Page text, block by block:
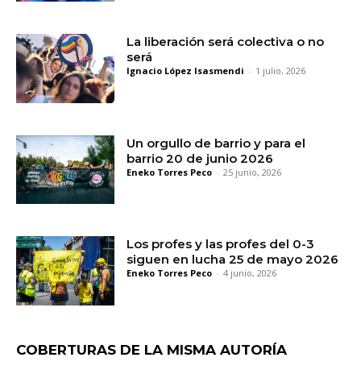
La liberación será colectiva o no
será
Ignacio López Isasmendi - 1 julio, 2026
Un orgullo de barrio y para el
barrio 20 de junio 2026
Eneko Torres Peco - 25 junio, 2026
Los profes y las profes del 0-3
siguen en lucha 25 de mayo 2026
Eneko Torres Peco - 4 junio, 2026
COBERTURAS DE LA MISMA AUTORÍA